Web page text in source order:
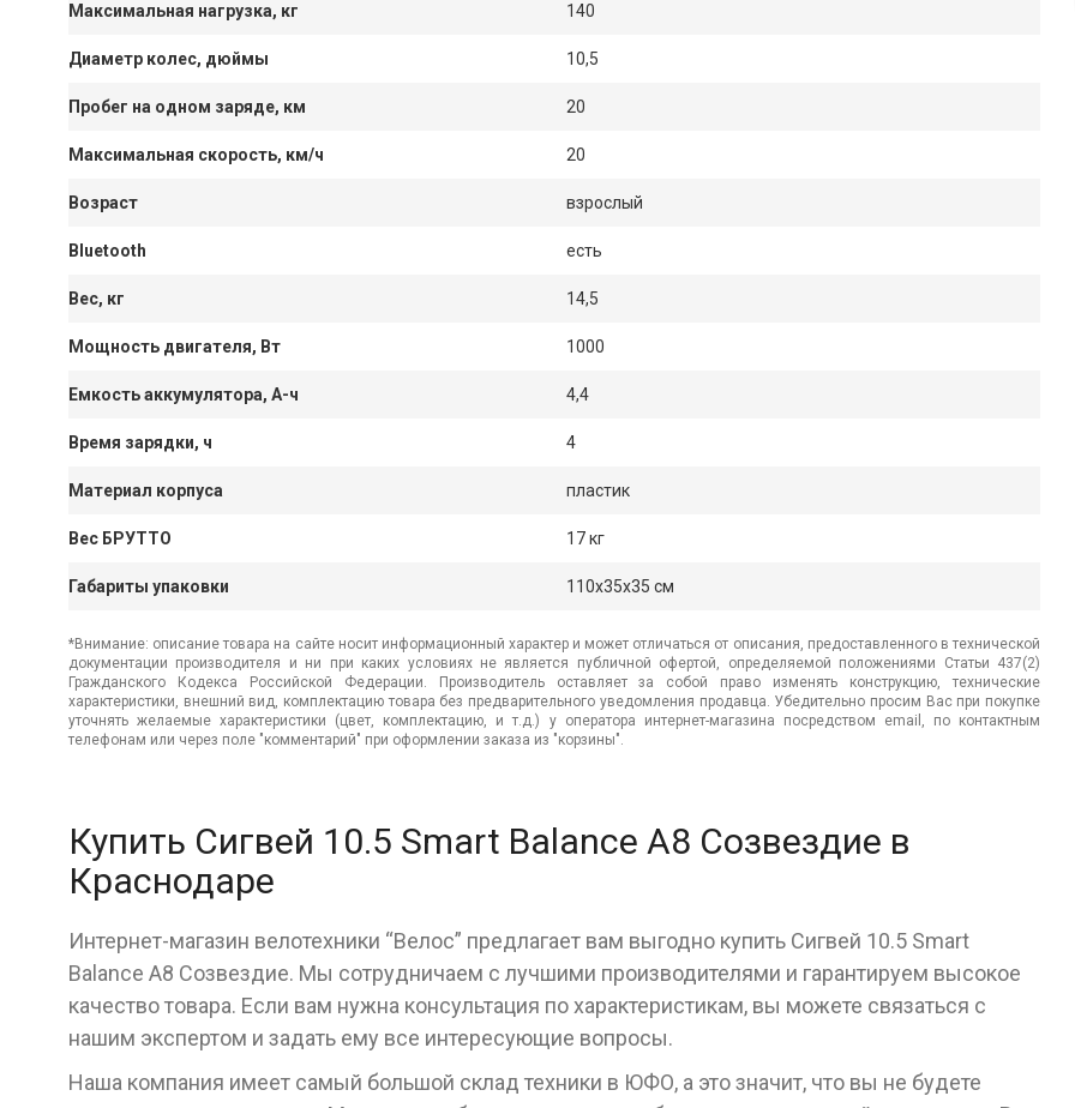
Максимальная нагрузка, кг 140
Диаметр колес, дюймы 10,5
Пробег на одном заряде, км 20
Максимальная скорость, км/ч 20
Возраст взрослый
Bluetooth есть
Вес, кг 14,5
Мощность двигателя, Вт 1000
Емкость аккумулятора, А-ч 4,4
Время зарядки, ч 4
Материал корпуса пластик
Вес БРУТТО 17 кг
Габариты упаковки 110x35x35 см
*Внимание: описание товара на сайте носит информационный характер и может отличаться от описания, предоставленного в технической
документации производителя и ни при каких условиях не является публичной офертой, определяемой положениями Статьи 437(2)
Гражданского Кодекса Российской Федерации. Производитель оставляет за собой право изменять конструкцию, технические
характеристики, внешний вид, комплектацию товара без предварительного уведомления продавца. Убедительно просим Вас при покупке
уточнять желаемые характеристики (цвет, комплектацию, и т.д.) у оператора интернет-магазина посредством email, по контактным
телефонам или через поле "комментарий" при оформлении заказа из "корзины".
Купить Сигвей 10.5 Smart Balance A8 Созвездие в
Краснодаре
Интернет-магазин велотехники “Велос” предлагает вам выгодно купить Сигвей 10.5 Smart
Balance A8 Созвездие. Мы сотрудничаем с лучшими производителями и гарантируем высокое
качество товара. Если вам нужна консультация по характеристикам, вы можете связаться с
нашим экспертом и задать ему все интересующие вопросы.
Наша компания имеет самый большой склад техники в ЮФО, а это значит, что вы не будете